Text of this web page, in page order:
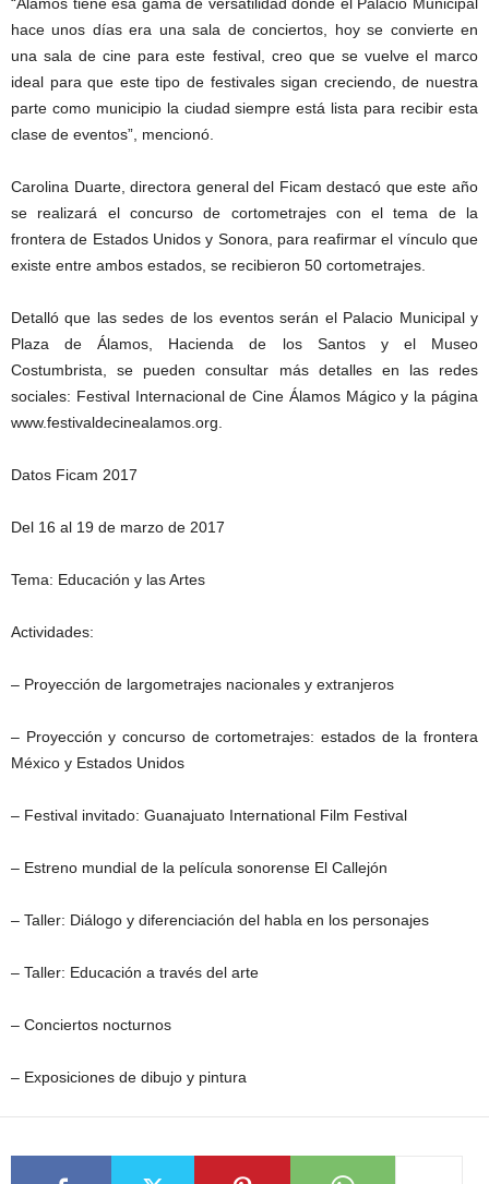
hace unos días era una sala de conciertos, hoy se convierte en
una sala de cine para este festival, creo que se vuelve el marco
ideal para que este tipo de festivales sigan creciendo, de nuestra
parte como municipio la ciudad siempre está lista para recibir esta
clase de eventos”, mencionó.
Carolina Duarte, directora general del Ficam destacó que este año
se realizará el concurso de cortometrajes con el tema de la
frontera de Estados Unidos y Sonora, para reafirmar el vínculo que
existe entre ambos estados, se recibieron 50 cortometrajes.
Detalló que las sedes de los eventos serán el Palacio Municipal y
Plaza de Álamos, Hacienda de los Santos y el Museo
Costumbrista, se pueden consultar más detalles en las redes
sociales: Festival Internacional de Cine Álamos Mágico y la página
www.festivaldecinealamos.org.
Datos Ficam 2017
Del 16 al 19 de marzo de 2017
Tema: Educación y las Artes
Actividades:
– Proyección de largometrajes nacionales y extranjeros
– Proyección y concurso de cortometrajes: estados de la frontera
México y Estados Unidos
– Festival invitado: Guanajuato International Film Festival
– Estreno mundial de la película sonorense El Callejón
– Taller: Diálogo y diferenciación del habla en los personajes
– Taller: Educación a través del arte
– Conciertos nocturnos
– Exposiciones de dibujo y pintura